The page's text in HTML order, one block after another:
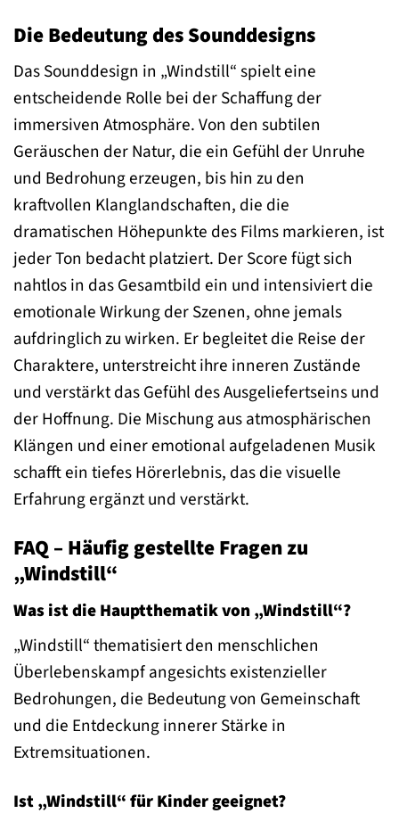
Die Bedeutung des Sounddesigns
Das Sounddesign in „Windstill“ spielt eine
entscheidende Rolle bei der Schaffung der
immersiven Atmosphäre. Von den subtilen
Geräuschen der Natur, die ein Gefühl der Unruhe
und Bedrohung erzeugen, bis hin zu den
kraftvollen Klanglandschaften, die die
dramatischen Höhepunkte des Films markieren, ist
jeder Ton bedacht platziert. Der Score fügt sich
nahtlos in das Gesamtbild ein und intensiviert die
emotionale Wirkung der Szenen, ohne jemals
aufdringlich zu wirken. Er begleitet die Reise der
Charaktere, unterstreicht ihre inneren Zustände
und verstärkt das Gefühl des Ausgeliefertseins und
der Hoffnung. Die Mischung aus atmosphärischen
Klängen und einer emotional aufgeladenen Musik
schafft ein tiefes Hörerlebnis, das die visuelle
Erfahrung ergänzt und verstärkt.
FAQ – Häufig gestellte Fragen zu
„Windstill“
Was ist die Hauptthematik von „Windstill“?
„Windstill“ thematisiert den menschlichen
Überlebenskampf angesichts existenzieller
Bedrohungen, die Bedeutung von Gemeinschaft
und die Entdeckung innerer Stärke in
Extremsituationen.
Ist „Windstill“ für Kinder geeignet?